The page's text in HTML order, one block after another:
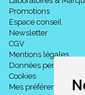
Largeur des
Largeur interne :
Hauteur totale :
Couleur : blanc.
Poids maximum
>> Existe
Promotions
Espace conseil
Newsletter
CGV
Mentions légales
Données personnelles
Cookies
Mes préférences